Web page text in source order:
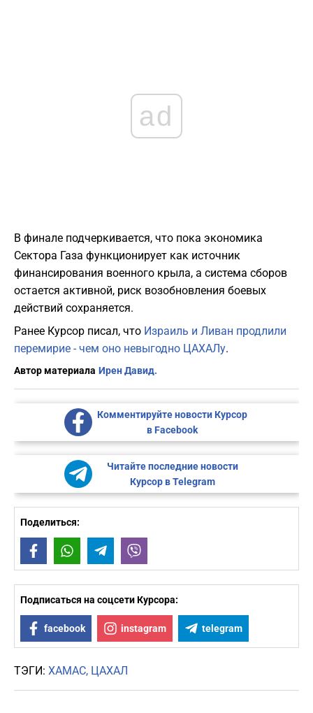
ad
В финале подчеркивается, что пока экономика
Сектора Газа функционирует как источник
финансирования военного крыла, а система сборов
остается активной, риск возобновления боевых
действий сохраняется.
Ранее Курсор писал, что Израиль и Ливан продлили
перемирие - чем оно невыгодно ЦАХАЛу.
Автор материала Ирен Давид.
Комментируйте новости Курсор
в Facebook
Читайте последние новости
Курсор в Telegram
Поделиться:
FacebookWhatsAppTelegram
Подписаться на соцсети Курсора:
facebook instagram telegram
ТЭГИ: ХАМАС ЦАХАЛ